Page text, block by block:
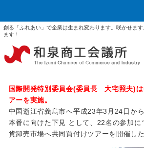
創る「ふれあい」で企業は生まれ変わります。咲かせます
ます！
国際開発特別委員会(委員長 大宅照夫)は
アーを実施。
中国逝江省義烏市へ平成23年3月24日か
本番に向けた下見 として、22名の参加に
貨卸売市場へ共同買付けツアーを開催した